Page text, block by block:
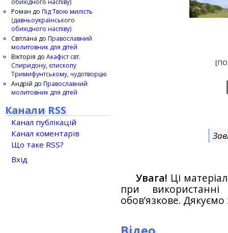
Увага! Ці
при
обов’язкове.
Роман до Під Твою милість
(давньоукраїнського
обихідного наспіву)
Світлана до Православний
молитовник для дітей
Вікторія до Акафіст свт.
Спиридону, єпископу
Тримифунтському, чудотворцю
Андрій до Православний
молитовник для дітей
Канали RSS
Канал публікацій
Канал коментарів
Що таке RSS?
Вхід